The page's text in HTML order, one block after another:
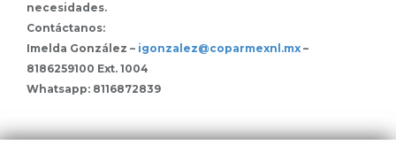
necesidades.
Contáctanos:
Imelda González – igonzalez@coparmexnl.mx –
8186259100 Ext. 1004
Whatsapp: 8116872839